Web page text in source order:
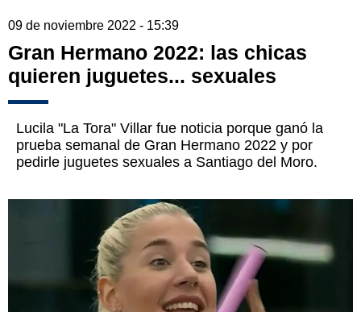
09 de noviembre 2022 - 15:39
Gran Hermano 2022: las chicas
quieren juguetes... sexuales
Lucila "La Tora" Villar fue noticia porque ganó la
prueba semanal de Gran Hermano 2022 y por
pedirle juguetes sexuales a Santiago del Moro.